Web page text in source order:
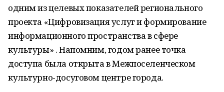
одним из целевых показателей регионального
проекта «Цифровизация услуг и формирование
информационного пространства в сфере
культуры» . Напомним, годом ранее точка
доступа была открыта в Межпоселенческом
культурно-досуговом центре города.